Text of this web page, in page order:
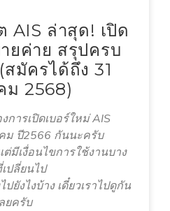
AIS ล่าสุด! เปิด
ยค่าย สรุปครบ
มัครได้ถึง 31
ม 2568)
การเปิดเบอร์ใหม่ AIS
ม ปี2566 กันนะครับ
มีเงื่อนไขการใช้งานบาง
ปลี่ยนไป
ยังไงบ้าง เดี๋ยวเราไปดูกัน
ยครับ